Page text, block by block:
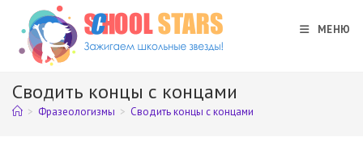
Перейти
содержимому
МЕНЮ
Сводить концы с концами
> Фразеологизмы > Сводить концы с концами